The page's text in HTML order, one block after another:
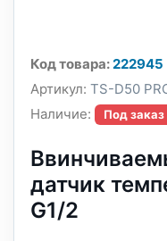
Код товара:222945
Артикул: TS-D50
Наличие:
Под заказ
датчик
G1/2